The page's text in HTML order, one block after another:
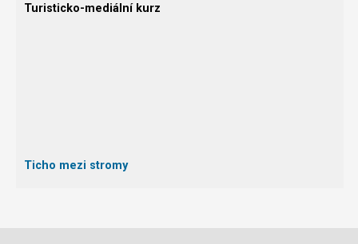
Turisticko-mediální kurz
Ticho mezi stromy